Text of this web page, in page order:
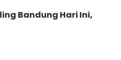
Bandung Hari Ini,